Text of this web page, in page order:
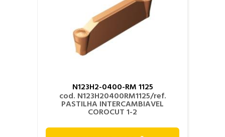
N123H2-0400-RM 1125
cod. N123H20400RM1125/ref.
PASTILHA INTERCAMBIAVEL
COROCUT 1-2